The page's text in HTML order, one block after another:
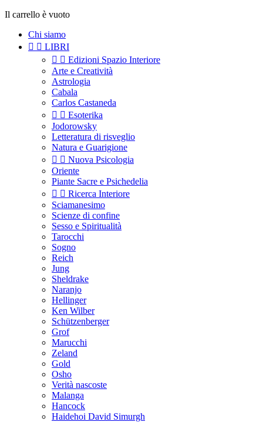
Il carrello è vuoto
Chi siamo
  LIBRI
  Edizioni Spazio Interiore
Arte e Creatività
Astrologia
Cabala
Carlos Castaneda
  Esoterika
Jodorowsky
Letteratura di risveglio
Natura e Guarigione
  Nuova Psicologia
Oriente
Piante Sacre e Psichedelia
  Ricerca Interiore
Sciamanesimo
Scienze di confine
Sesso e Spiritualità
Tarocchi
Sogno
Reich
Jung
Sheldrake
Naranjo
Hellinger
Ken Wilber
Schützenberger
Grof
Marucchi
Zeland
Gold
Osho
Verità nascoste
Malanga
Hancock
Haidehoi David Simurgh